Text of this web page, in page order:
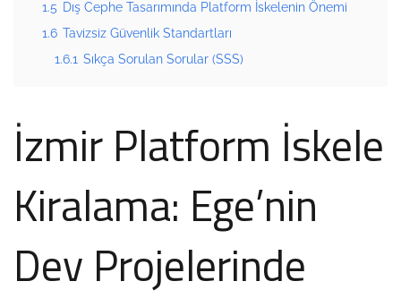
1.5 Dış Cephe Tasarımında Platform İskelenin Önemi
1.6 Tavizsiz Güvenlik Standartları
1.6.1 Sıkça Sorulan Sorular (SSS)
İzmir Platform İskele
Kiralama: Ege’nin
Dev Projelerinde